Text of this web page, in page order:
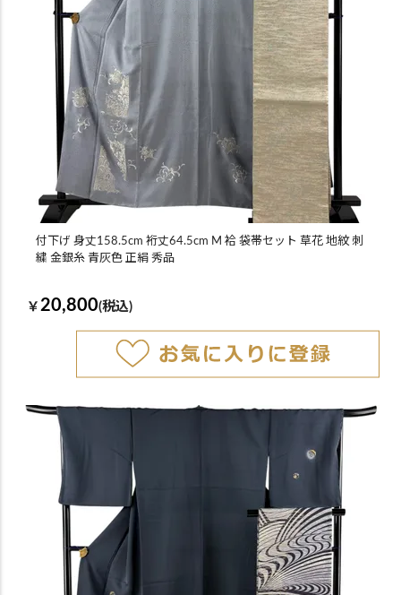
付下げ 身丈158.5cm 裄丈64.5cm M 袷 袋帯セット 草花 地紋 刺
繍 金銀糸 青灰色 正絹 秀品
￥ 20,800(税込)